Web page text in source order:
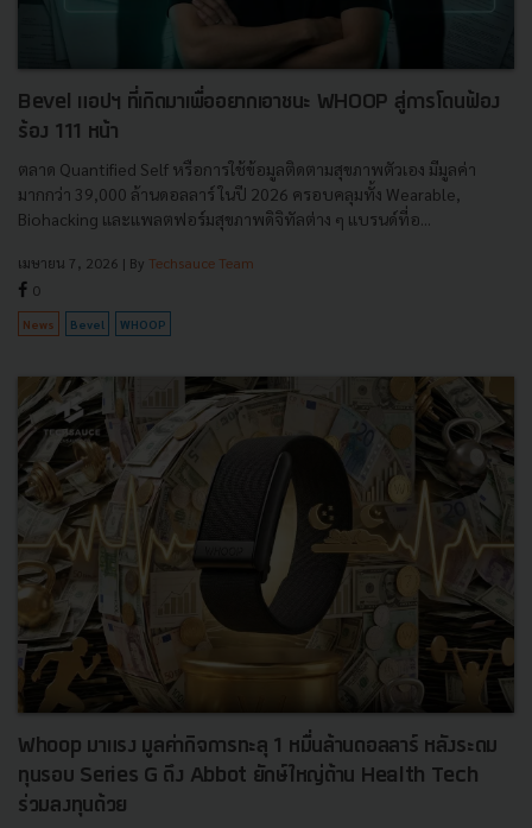
Bevel แอปฯ ที่เกิดมาเพื่ออยากเอาชนะ WHOOP สู่การโดนฟ้อง
ร้อง 111 หน้า
ตลาด Quantified Self หรือการใช้ข้อมูลติดตามสุขภาพตัวเอง มีมูลค่า
มากกว่า 39,000 ล้านดอลลาร์ ในปี 2026 ครอบคลุมทั้ง Wearable,
Biohacking และแพลตฟอร์มสุขภาพดิจิทัลต่าง ๆ แบรนด์ที่อ...
เมษายน 7, 2026 | By Techsauce Team
0
News Bevel WHOOP
Whoop มาแรง มูลค่ากิจการทะลุ 1 หมื่นล้านดอลลาร์ หลังระดม
ทุนรอบ Series G ดึง Abbot ยักษ์ใหญ่ด้าน Health Tech
ร่วมลงทุนด้วย